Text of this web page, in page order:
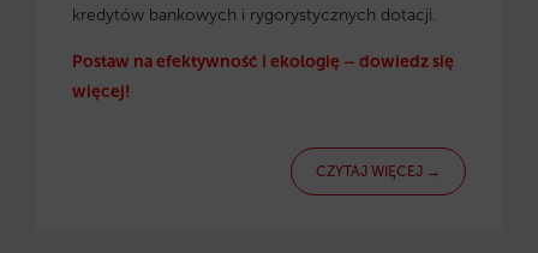
kredytów bankowych i rygorystycznych dotacji.
Postaw na efektywność i ekologię – dowiedz się
więcej!
CZYTAJ WIĘCEJ →